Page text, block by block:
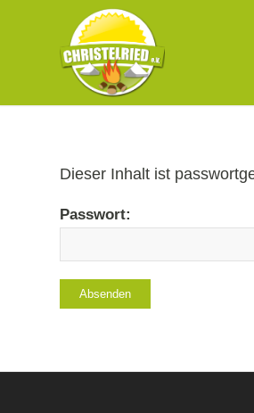
Dieser Inhalt ist
Passwort: